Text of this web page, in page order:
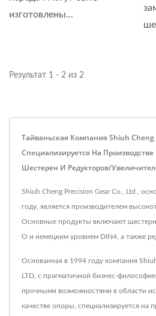
изготовлены...
Результат 1 - 2 из 2
Тайваньская Компания Shiuh Cheng
Специализируется На
Шестерен И Редукторов/
Shiuh Cheng Precision Gear Co., Ltd.,
году, является производителем
Основные продукты включают
O и немецким уровнем DIN4, а также
Основанная в 1994 году компания
LTD, с прагматичной бизнес-
прочными возможностями в области
качестве опоры, специализируется на